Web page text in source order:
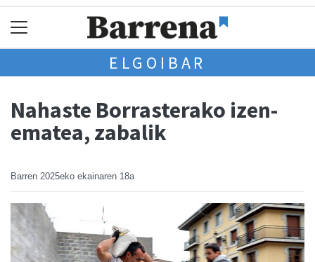
ELGOIBAR
Nahaste Borrasterako izen-
ematea, zabalik
Barren 2025eko ekainaren 18a